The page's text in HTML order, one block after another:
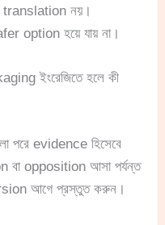
translation নয়।
option হয়ে যায় না।
ইংরেজিতে হলে কী
পরে evidence হিসেবে
বা opposition আসা পর্যন্ত
আগে প্রস্তুত করুন।